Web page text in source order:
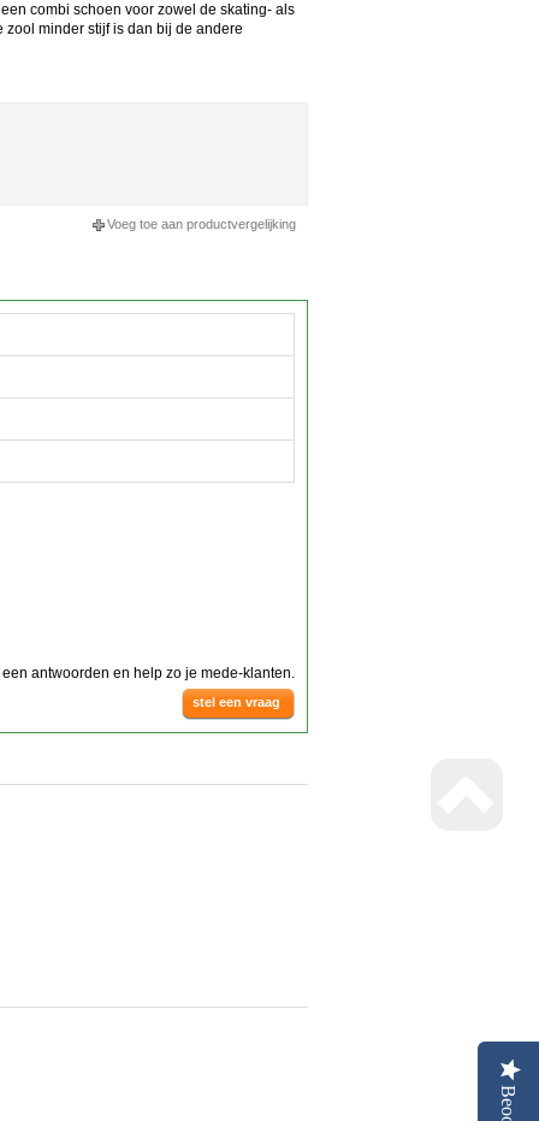
combi schoen voor zowel de skating- als
minder stijf is dan bij de andere
Voeg toe aan productvergelijking
antwoorden en help zo je mede-klanten.
stel een vraag